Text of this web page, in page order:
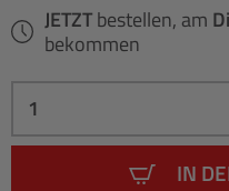
JETZTbestellen, am
bekommen
IN